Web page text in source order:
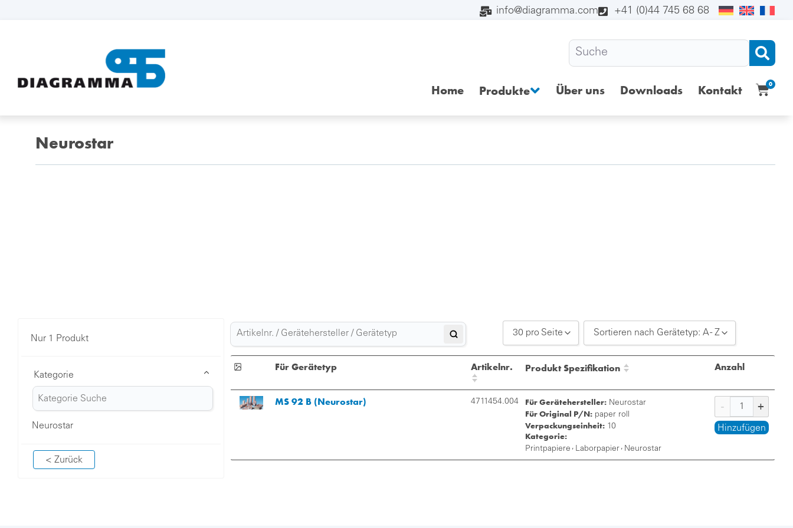
info@diagramma.com +41 (0)44 745 68 68
Home Produkte Über uns Downloads Kontakt 0
Neurostar
Nur 1 Produkt
Kategorie
Neurostar
< Zurück
30 pro Seite
20 pro Seite
50 pro Seite
Sortieren nach Gerätetyp: A - Z
Sortieren nach Gerätetyp: A - Z
Für Gerätetyp Artikelnr. Produkt Spezifikation Anzahl
MS 92 B (Neurostar) 4711454.004 Für Gerätehersteller: Neurostar
Für Original P/N: paper roll
Verpackungseinheit: 10
Kategorie:
Printpapiere , Laborpapier , Neurostar
Hinzufügen